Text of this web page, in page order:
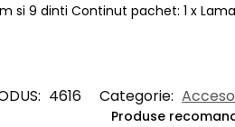
si 9 dinti Continut pachet: 1 x
4616 Categorie:
Produse